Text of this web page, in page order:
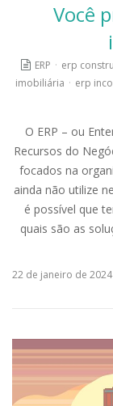
Você
ERP · erp
imobiliária · erp
O ERP – ou
Recursos do
focados na
ainda não utilize
é possível que
quais são as
22 de janeiro de 2024